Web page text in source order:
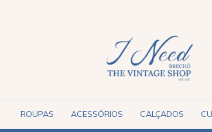
ROUPAS ACESSÓRIOS CALÇADOS